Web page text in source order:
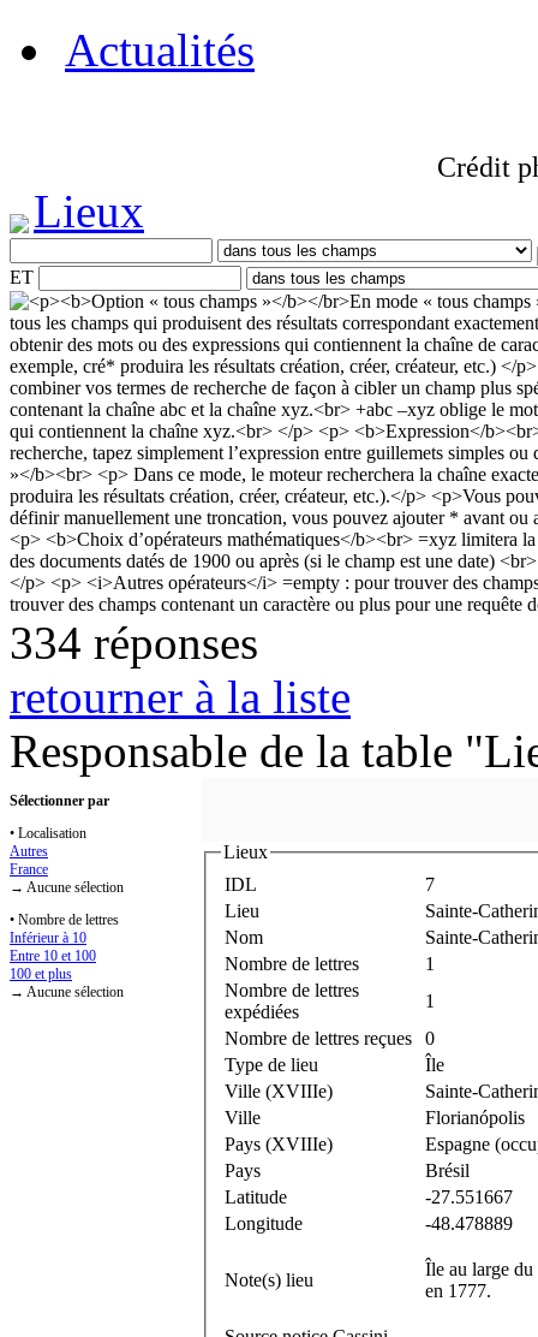
Actualités
Crédit
Lieux
ET
334 réponses
retourner à la liste
Responsable de la table
Sélectionner par
• Localisation
Autres
France
→ Aucune sélection
• Nombre de lettres
Inférieur à 10
Entre 10 et 100
100 et plus
→ Aucune sélection
Lieux
IDL
7
Lieu
Sainte-
Nom
Sainte-
Nombre de lettres
1
Nombre de lettres
expédiées
1
Nombre de lettres reçues
0
Type de lieu
Île
Ville (XVIIIe)
Sainte-
Ville
Florianópolis
Pays (XVIIIe)
Espagne
Pays
Brésil
Latitude
-27.551667
Longitude
-48.478889
Note(s) lieu
Île au large
en 1777.